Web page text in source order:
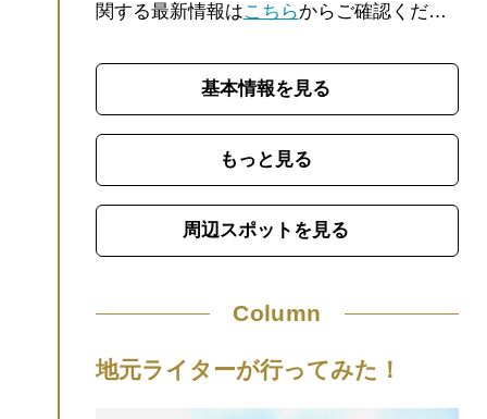
関する最新情報はこちらからご確認くださ
報や駐車場についてはこちら！【混雑状
では、ライブカメラで第1駐車場
など元乃隅神社周辺の混雑状況を確認でき
日本海に向かって123基の赤い鳥居が
連なる景色が圧巻の元乃隅神社。赤い鳥
居、青い海、緑の大地のコントラストが美
しい、世界も注目する絶景が自慢の神社で
人気でSNS映えも抜群。CNN「日本の最も
出口のひときわ大きな鳥居の上部、高さ約6
基本情報を見る
もっと見る
周辺スポットを見る
地元ライターが行ってみた！